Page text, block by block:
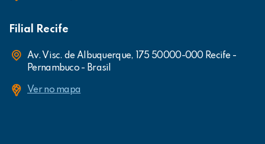
Filial Recife
Av. Visc. de Albuquerque, 175 50000-000 Recife -
Pernambuco - Brasil
Ver no mapa